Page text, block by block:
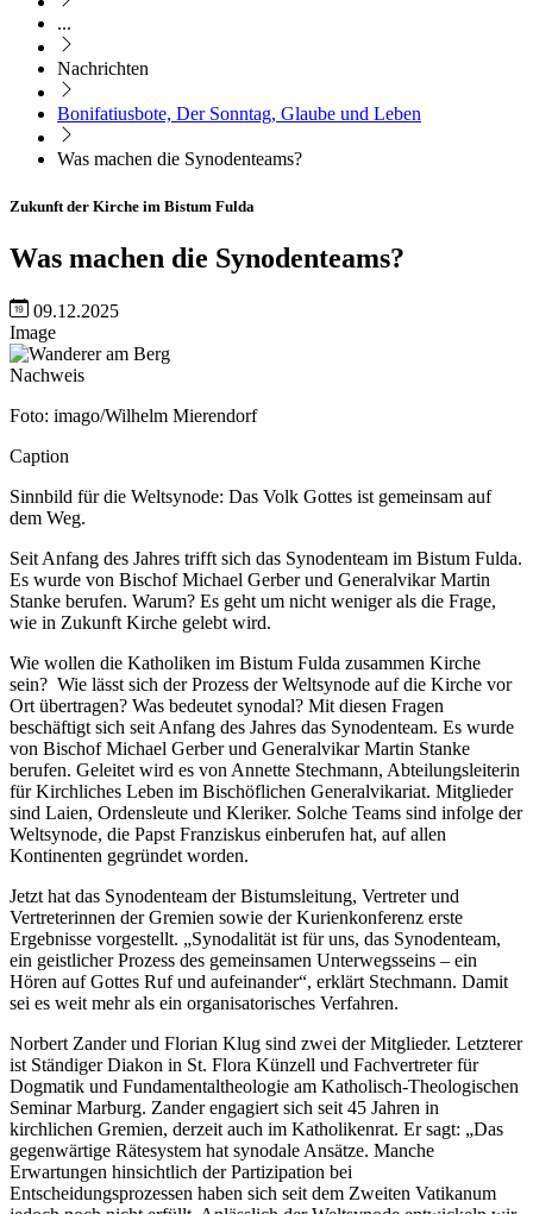
...
Nachrichten
Bonifatiusbote, Der Sonntag, Glaube und Leben
Was machen die Synodenteams?
Zukunft der Kirche im Bistum Fulda
Was machen die Synodenteams?
09.12.2025
Image
Nachweis
Foto: imago/Wilhelm Mierendorf
Caption
Sinnbild für die Weltsynode: Das Volk Gottes ist gemeinsam auf
dem Weg.
Seit Anfang des Jahres trifft sich das Synodenteam im Bistum Fulda.
Es wurde von Bischof Michael Gerber und Generalvikar Martin
Stanke berufen. Warum? Es geht um nicht weniger als die Frage,
wie in Zukunft Kirche gelebt wird.
Wie wollen die Katholiken im Bistum Fulda zusammen Kirche
sein? Wie lässt sich der Prozess der Weltsynode auf die Kirche vor
Ort übertragen? Was bedeutet synodal? Mit diesen Fragen
beschäftigt sich seit Anfang des Jahres das Synodenteam. Es wurde
von Bischof Michael Gerber und Generalvikar Martin Stanke
berufen. Geleitet wird es von Annette Stechmann, Abteilungsleiterin
für Kirchliches Leben im Bischöflichen Generalvikariat. Mitglieder
sind Laien, Ordensleute und Kleriker. Solche Teams sind infolge der
Weltsynode, die Papst Franziskus einberufen hat, auf allen
Kontinenten gegründet worden.
Jetzt hat das Synodenteam der Bistumsleitung, Vertreter und
Vertreterinnen der Gremien sowie der Kurienkonferenz erste
Ergebnisse vorgestellt. „Synodalität ist für uns, das Synodenteam,
ein geistlicher Prozess des gemeinsamen Unterwegsseins – ein
Hören auf Gottes Ruf und aufeinander“, erklärt Stechmann. Damit
sei es weit mehr als ein organisatorisches Verfahren.
Norbert Zander und Florian Klug sind zwei der Mitglieder. Letzterer
ist Ständiger Diakon in St. Flora Künzell und Fachvertreter für
Dogmatik und Fundamentaltheologie am Katholisch-Theologischen
Seminar Marburg. Zander engagiert sich seit 45 Jahren in
kirchlichen Gremien, derzeit auch im Katholikenrat. Er sagt: „Das
gegenwärtige Rätesystem hat synodale Ansätze. Manche
Erwartungen hinsichtlich der Partizipation bei
Entscheidungsprozessen haben sich seit dem Zweiten Vatikanum